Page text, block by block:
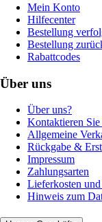
Mein Konto
Hilfecenter
Bestellung
Bestellung
Rabattcodes
Über uns
Über uns?
Kontaktieren Sie
Allgemeine
Rückgabe &
Impressum
Zahlungsarten
Lieferkosten
Hinweis zum